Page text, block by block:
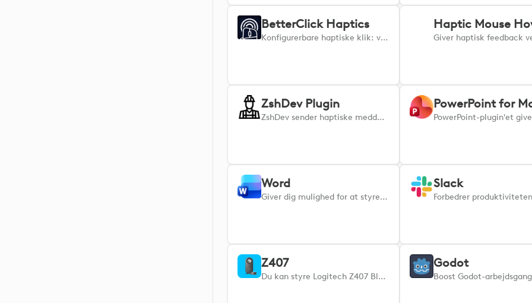
BetterClick Haptics
Konfigurerbare haptiske klik: vælg dine venstre/højre klik og hold haptikken. Skarp taktil bekræftelse for mere præcision.
Haptic Mouse
ZshDev Plugin
ZshDev sender haptiske meddelelser, når en build er færdig, samt CPU- og RAM-advarsler i terminalen og via haptisk feedback, så du kan opdage usynlige nedbrud. Tilpas det efter dine behov! ZshDev-pluginet giver dig haptisk feedback, så snart en build er færdig, så du ikke behøver at holde øje med din terminal hele tiden. Det overvåger også CPU og RAM under kompileringer og advarer dig, når ressourcerne nærmer sig et kritisk niveau, hvilket hjælper dig med at opdage usynlige nedbrud. Hvis forbruget stiger for højt, får du en tydelig advarsel i terminalen samt en haptisk advarsel, så du kan reagere med det samme. Indstil dine egne tærskelværdier, overvågningsinterval osv. ved hjælp af funktionen »Åbn indstillinger«.
PowerPoint for
Word
Giver dig mulighed for at styre vigtige redigerings-, formaterings- og navigationsopgaver i Microsoft Word ved hjælp af praktiske genveje på både Mac og Windows. Opret, formater, gennemgå og administrer dokumenter uden besvær med disse nøglekommandoer, så dit arbejde forbliver hurtigt, fokuseret og helt i dine hænder.
Slack
Z407
Du kan styre Logitech Z407 Bluetooth-højttalerne via din MX Creative Console eller Actions Ring.
Godot